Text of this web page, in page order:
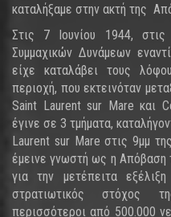
καταλήξαμε στην ακτή της
Στις 7 Ιουνίου 1944,
Συμμαχικών Δυνάμεων
είχε καταλάβει τους
περιοχή, που εκτεινόταν
Saint Laurent sur Mare και
έγινε σε 3 τμήματα,
Laurent sur Mare στις 9μμ
έμεινε γνωστή ως η Απόβαση
για την μετέπειτα
στρατιωτικός στόχος
περισσότεροι από 500.000